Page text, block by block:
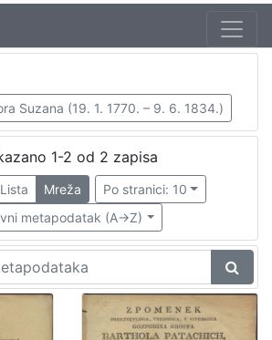
Suzana (19. 1. 1770. – 9. 6. 1834.)
1-2 od 2 zapisa
Lista Mreža
Po stranici: 10
metapodatak (A->Z)